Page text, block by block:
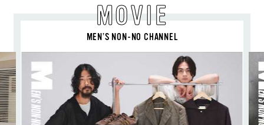
MOVIE
MEN’S NON-NO CHANNEL